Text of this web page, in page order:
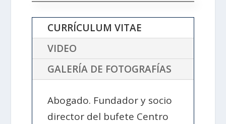
CURRÍCULUM VITAE
VIDEO
GALERÍA DE FOTOGRAFÍAS
Abogado. Fundador y socio
director del bufete Centro